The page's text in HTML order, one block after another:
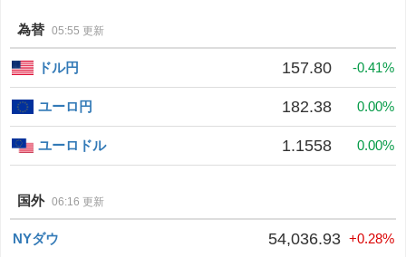
為替 05:55 更新
ドル円 157.80 -0.41%
ユーロ円 182.38 0.00%
ユーロドル 1.1558 0.00%
国外 06:16 更新
NYダウ 54,036.93 +0.28%